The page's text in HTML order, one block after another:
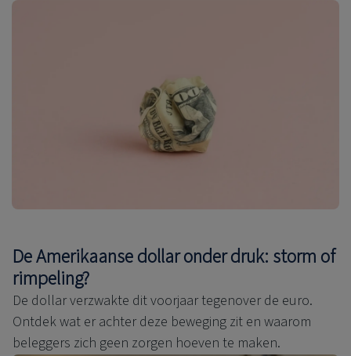
De Amerikaanse dollar onder druk: storm of
rimpeling?
De dollar verzwakte dit voorjaar tegenover de euro.
Ontdek wat er achter deze beweging zit en waarom
beleggers zich geen zorgen hoeven te maken.